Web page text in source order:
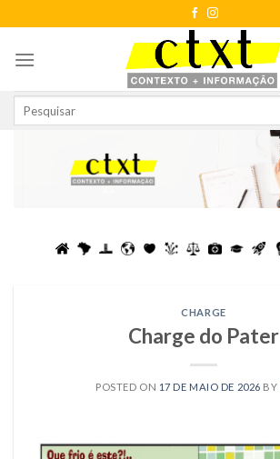
to
content
CHARGE
Charge do Pater
POSTED ON 17 DE MAIO DE 2026 BY